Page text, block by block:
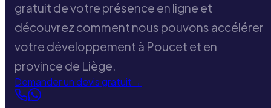
gratuit de votre présence en ligne et
découvrez comment nous pouvons accélérer
votre développement à Poucet et en
province de Liège.
Demander un devis gratuit→